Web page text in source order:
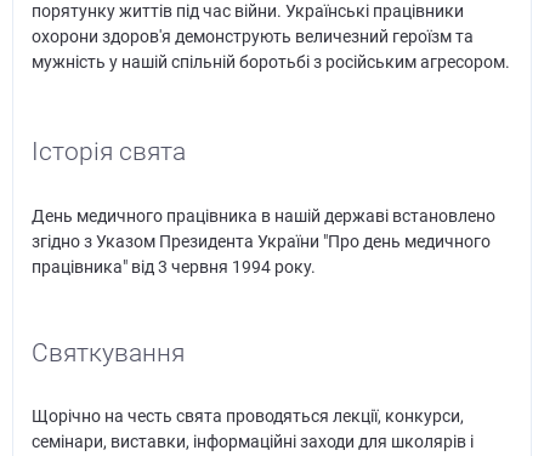
порятунку життів під час війни. Українські працівники
охорони здоров'я демонструють величезний героїзм та
мужність у нашій спільній боротьбі з російським агресором.
Історія свята
День медичного працівника в нашій державі встановлено
згідно з Указом Президента України "Про день медичного
працівника" від 3 червня 1994 року.
Святкування
Щорічно на честь свята проводяться лекції, конкурси,
семінари, виставки, інформаційні заходи для школярів і